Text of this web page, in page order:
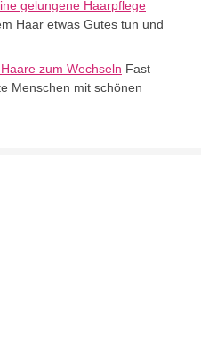
gelungene Haarpflege
Haar etwas Gutes tun und
zum Wechseln Fast
Menschen mit schönen